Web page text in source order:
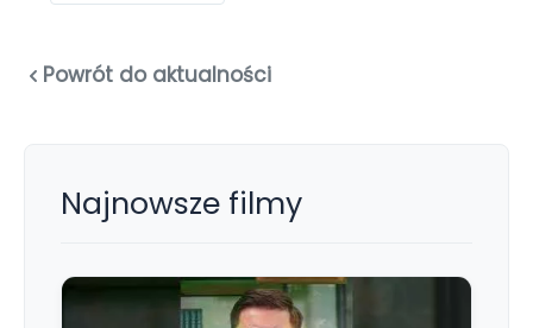
Powrót do aktualności
Najnowsze filmy